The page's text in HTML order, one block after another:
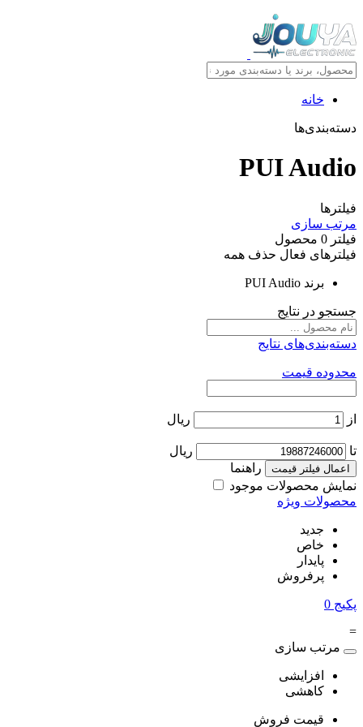
خانه
دسته‌بندی‌ها
PUI Audio
فیلترها
مرتب سازی
فیلتر 0 محصول
فیلترهای فعال حذف همه
برند PUI Audio
جستجو در نتایج
دسته‌بندی‌های نتایج
محدوده قیمت
از ریال
تا ریال
اعمال فیلتر قیمت
راهنما
نمایش محصولات موجود
محصولات ویژه
جدید
خاص
پایدار
پرفروش
پکیج 0
=
مرتب سازی
افزایشی
کاهشی
قیمت فروش